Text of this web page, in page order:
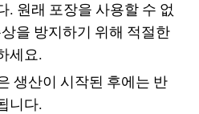
. 원래 포장을 사용할 수 없
을 방지하기 위해 적절한
세요.
생산이 시작된 후에는 반
니다.